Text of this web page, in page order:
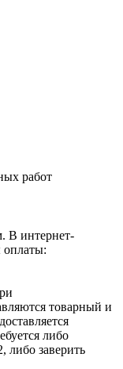
работ
В интернет-
оплаты:
товарный и
либо
либо заверить